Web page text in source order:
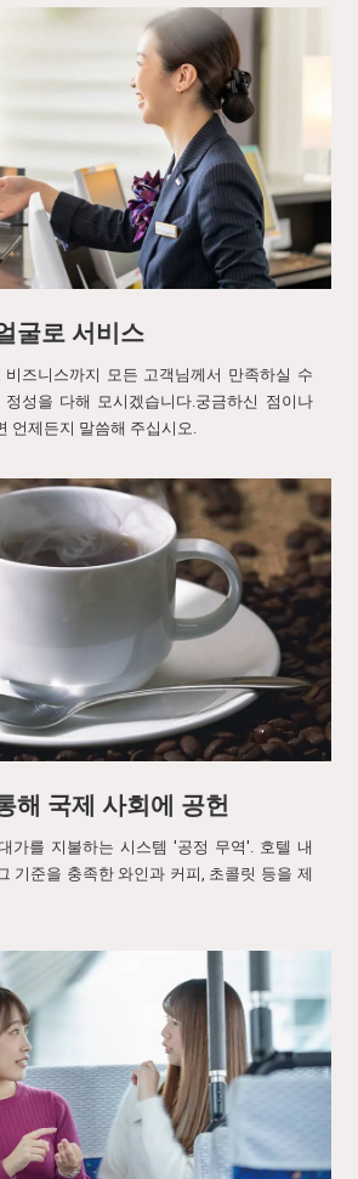
굴로 서비스
비즈니스까지 모든 고객님께서 만족하실 수
성을 다해 모시겠습니다.궁금하신 점이나
언제든지 말씀해 주십시오.
해 국제 사회에 공헌
가를 지불하는 시스템 '공정 무역'. 호텔 내
기준을 충족한 와인과 커피, 초콜릿 등을 제